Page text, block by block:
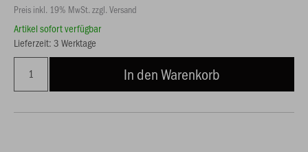
Preis inkl. 19% MwSt. zzgl. Versand
Artikel sofort verfügbar
Lieferzeit: 3 Werktage
In den Warenkorb